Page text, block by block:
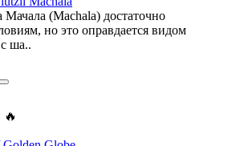
(Machala) достаточно
но это оправдается видом
ша..
🔥